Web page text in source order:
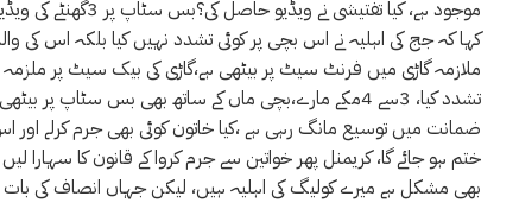
موجود ہے، کیا
کہا کہ جج کی اہلیہ نے اس بچی پر کوئی تشدد نہیں کیا بلکہ اس کی
ملازمہ گاڑی میں فرنٹ سیٹ پر بیٹھی ہے،گاڑی کی بیک سیٹ پر ملزمہ
تشدد کیا، 3سے 4مکے مارے،بچی ماں کے ساتھ بھی بس
ضمانت میں توسیع مانگ رہی ہے ،کیا خاتون کوئی بھی جرم کرلے
ختم ہو جائے گا، کریمنل پھر خواتین سے جرم کروا کے قانون کا سہارا
بھی مشکل ہے میرے کولیگ کی اہلیہ ہیں، لیکن جہاں انصاف کی بات